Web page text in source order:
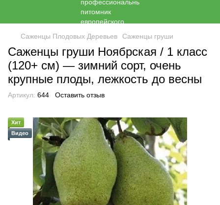
Саженцы Плодовых Деревьев Саженцы груши
Саженцы груши Ноябрская / 1 класс
(120+ см) — зимний сорт, очень
крупные плоды, лежкость до весны
Артикул: 644 Оставить отзыв
Хит
Видео